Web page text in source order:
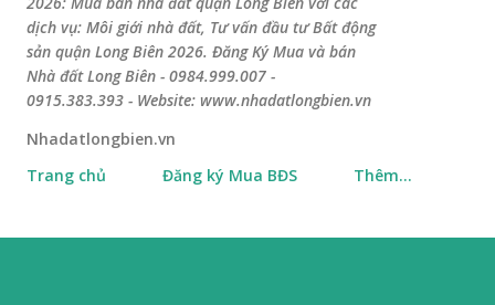
dịch vụ: Môi giới nhà đất, Tư vấn đầu tư Bất động
sản quận Long Biên 2026. Đăng Ký Mua và bán
Nhà đất Long Biên - 0984.999.007 -
0915.383.393 - Website: www.nhadatlongbien.vn
Nhadatlongbien.vn
Trang chủ
Đăng ký Mua BĐS Thêm…